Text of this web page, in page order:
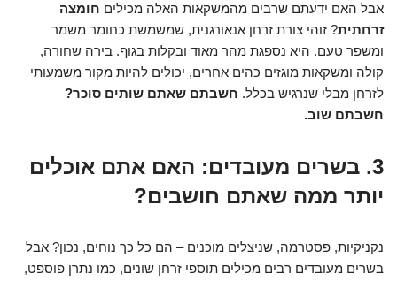
אבל האם ידעתם שרבים מהמשקאות האלה מכילים חומצה
זרחתית? זוהי צורת זרחן אנאורגנית, שמשמשת כחומר משמר
ומשפר טעם. היא נספגת מהר מאוד ובקלות בגוף. בירה שחורה,
קולה ומשקאות מוגזים כהים אחרים, יכולים להיות מקור משמעותי
לזרחן מבלי שנרגיש בכלל. חשבתם שאתם שותים סוכר?
חשבתם שוב.
3. בשרים מעובדים: האם אתם אוכלים
יותר ממה שאתם חושבים?
נקניקיות, פסטרמה, שניצלים מוכנים – הם כל כך נוחים, נכון? אבל
בשרים מעובדים רבים מכילים תוספי זרחן שונים, כמו נתרן פוספט,